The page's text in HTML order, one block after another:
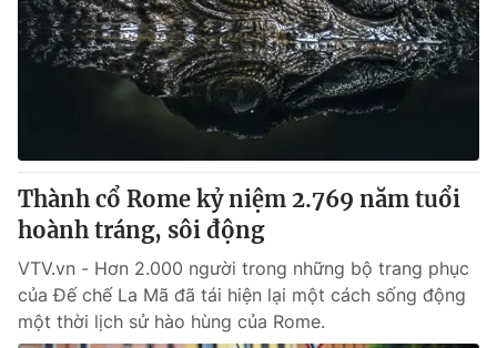
Thành cổ Rome kỷ niệm 2.769 năm tuổi
hoành tráng, sôi động
VTV.vn - Hơn 2.000 người trong những bộ trang phục
của Đế chế La Mã đã tái hiện lại một cách sống động
một thời lịch sử hào hùng của Rome.